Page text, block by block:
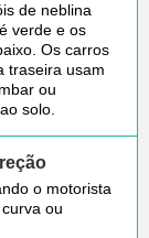
de neblina
verde e os
Os carros
traseira usam
ou
solo.
o motorista
ou